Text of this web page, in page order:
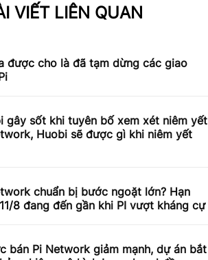
VIẾT LIÊN QUAN
được cho là đã tạm dừng các giao
gây sốt khi tuyên bố xem xét niêm yết
Huobi sẽ được gì khi niêm yết
chuẩn bị bước ngoặt lớn? Hạn
8 đang đến gần khi PI vượt kháng cự
bán Pi Network giảm mạnh, dự án bắt